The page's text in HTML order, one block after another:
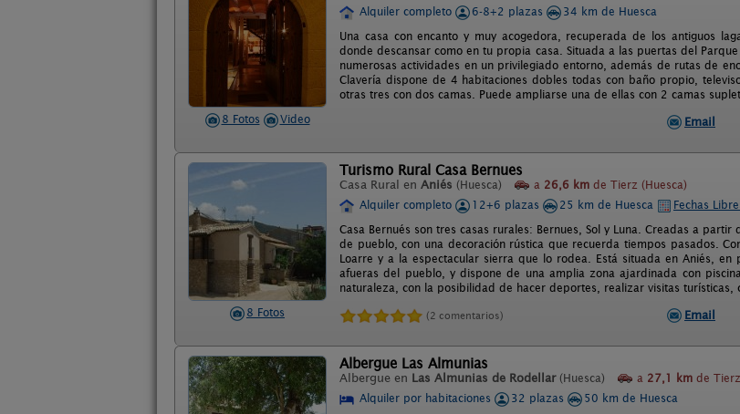
8 Fotos Video
Alquiler completo
6-8+2 plazas
34 km de Huesca
Una casa con encanto y muy acogedora, recuperada de los antiguos
donde descansar como en tu propia casa. Situada a las puertas del
numerosas actividades en un privilegiado entorno, además de rutas de
Clavería dispone de 4 habitaciones dobles todas con baño propio,
otras tres con dos camas. Puede ampliarse una de ellas con 2 camas
Email
8 Fotos
Turismo Rural Casa Bernues
Casa Rural en Aniés (Huesca) a 26,6 km de Tierz (Huesca)
Alquiler completo
12+6 plazas 25 km de Huesca
Fechas
Casa Bernués son tres casas rurales: Bernues, Sol y Luna. Creadas a
de pueblo, con una decoración rústica que recuerda tiempos pasados.
Loarre y a la espectacular sierra que lo rodea. Está situada en Aniés,
afueras del pueblo, y dispone de una amplia zona ajardinada con
naturaleza, con la posibilidad de hacer deportes, realizar visitas turísticas,
(2 comentarios) Email
Albergue Las Almunias
Albergue en Las Almunias de Rodellar (Huesca) a 27,1 km de
Alquiler por habitaciones
32 plazas
50 km de Huesca